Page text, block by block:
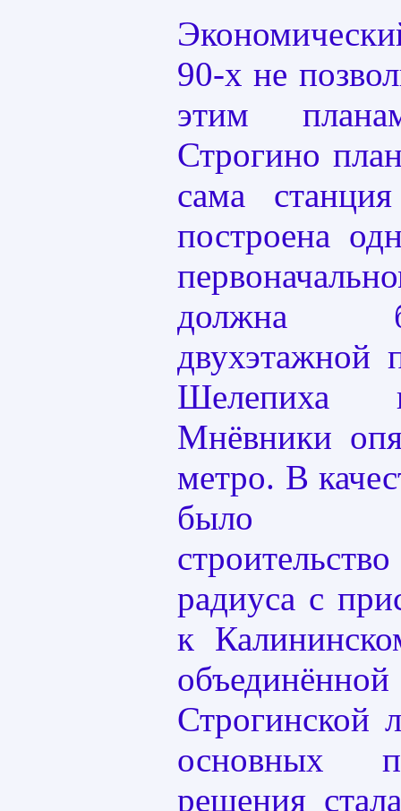
90-х не
этим
Строгино
сама
построена
должна
двухэтажной
Шелепиха
Мнёвники
метро. В
было
радиуса с
к
Строгинской
основных
решения